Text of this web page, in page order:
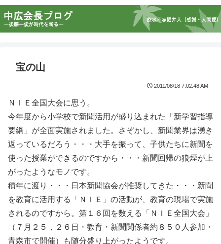
宝の山
2011/08/18 7:02:48 AM
ＮＩＥ全国大会に思う。
今年度から小学校で新聞活用が盛り込まれた「新学習指導
要綱」が全面実施されました。さぞかし、新聞業界は湧き
返っているだろう・・・大手を振って、子供たちに新聞を
使った授業ができるのですから・・・新聞回帰の狼煙が上
がったようなモノです。
積年に渡り・・・日本新聞協会が推奨してきた・・・新聞
を教育に活用する「ＮＩＥ」の活動が、教育の現場で実施
されるのですから。第１６回を数える「ＮＩＥ全国大会」
（７月２５，２６日・教育・新聞関係者約８５０人参加・
青森市で開催）も随分盛り上がったようです。